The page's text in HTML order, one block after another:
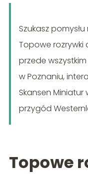
Szukasz
Topowe rozrywki
przede
w Poznaniu,
Skansen Miniatur
przygód
Topowe